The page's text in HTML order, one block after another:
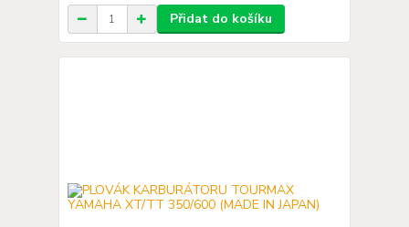
Přidat do košíku